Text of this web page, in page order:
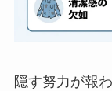
隠す努力が報